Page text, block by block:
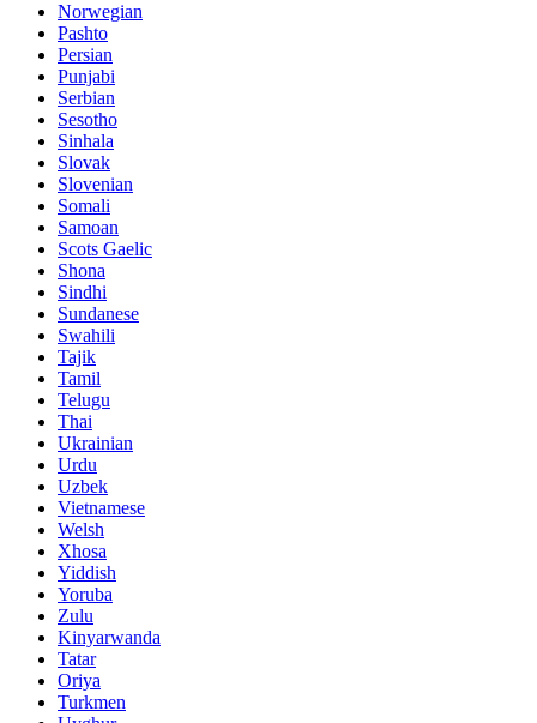
Norwegian
Pashto
Persian
Punjabi
Serbian
Sesotho
Sinhala
Slovak
Slovenian
Somali
Samoan
Scots Gaelic
Shona
Sindhi
Sundanese
Swahili
Tajik
Tamil
Telugu
Thai
Ukrainian
Urdu
Uzbek
Vietnamese
Welsh
Xhosa
Yiddish
Yoruba
Zulu
Kinyarwanda
Tatar
Oriya
Turkmen